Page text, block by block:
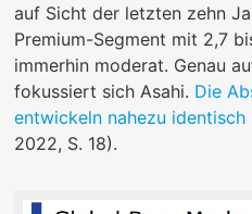
auf Sicht der letzten zehn
Premium-Segment mit 2,7
immerhin moderat. Genau
fokussiert sich Asahi. Die
entwickeln nahezu
2022, S. 18).